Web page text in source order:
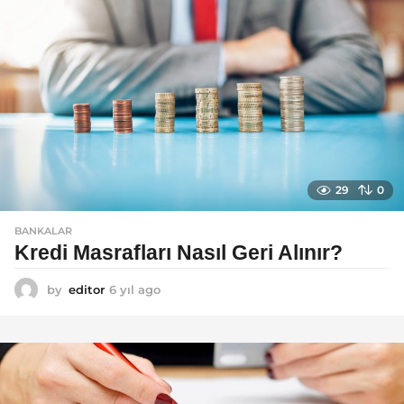
29 0
BANKALAR
Kredi Masrafları Nasıl Geri Alınır?
by editor 6 yıl ago
l
g
o